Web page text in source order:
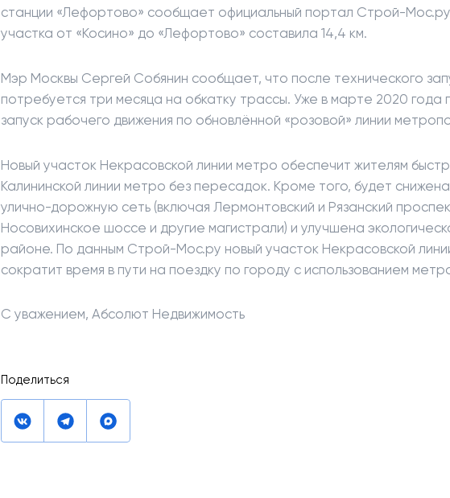
станции «Лефортово» сообщает официальный портал Строй-
участка от «Косино» до «Лефортово» составила 14,4 км.
Мэр Москвы Сергей Собянин сообщает, что после технического
потребуется три месяца на обкатку трассы. Уже в марте 2020 года
запуск рабочего движения по обновлённой «розовой» линии
Новый участок Некрасовской линии метро обеспечит жителям
Калининской линии метро без пересадок. Кроме того, будет
улично-дорожную сеть (включая Лермонтовский и Рязанский
Носовихинское шоссе и другие магистрали) и улучшена
районе. По данным Строй-Мос.ру новый участок Некрасовской
сократит время в пути на поездку по городу с использованием
C уважением, Абсолют Недвижимость
Поделиться